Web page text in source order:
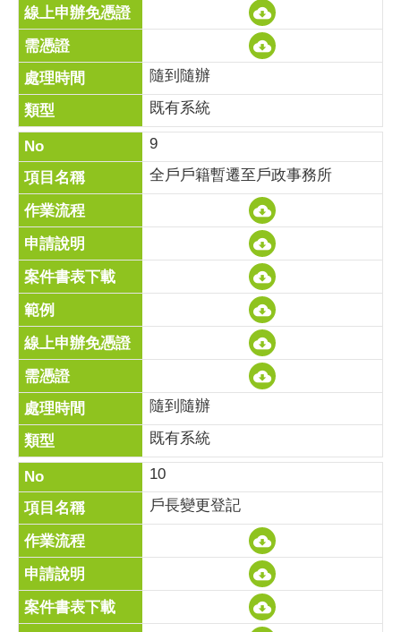
隨到隨辦
既有系統
9
全戶戶籍暫遷至戶政事務所
隨到隨辦
既有系統
10
戶長變更登記